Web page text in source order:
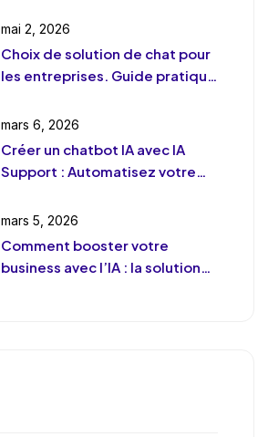
mai 2, 2026
Choix de solution de chat pour
les entreprises. Guide pratique
mars 6, 2026
Créer un chatbot IA avec IA
Support : Automatisez votre
déshumaniser)
mars 5, 2026
Comment booster votre
business avec l’IA : la solution